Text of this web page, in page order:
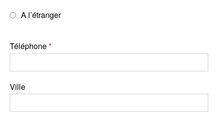
A l’étranger
Téléphone
Ville